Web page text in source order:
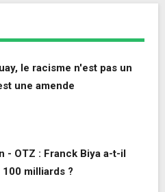
le racisme n'est pas un
une amende
- OTZ : Franck Biya a-t-il
milliards ?